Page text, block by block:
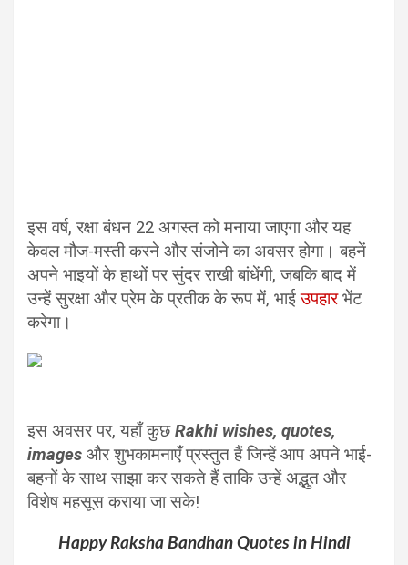
इस वर्ष, रक्षा बंधन 22 अगस्त को मनाया जाएगा और यह
केवल मौज-मस्ती करने और संजोने का अवसर होगा। बहनें
अपने भाइयों के हाथों पर सुंदर राखी बांधेंगी, जबकि बाद में
उन्हें सुरक्षा और प्रेम के प्रतीक के रूप में, भाईउपहारभेंट
करेगा।
इस अवसर पर, यहाँ कुछRakhi wishes, quotes,
images और शुभकामनाएँ प्रस्तुत हैं जिन्हें आप अपने भाई-
बहनों के साथ साझा कर सकते हैं ताकि उन्हें अद्भुत और
विशेष महसूस कराया जा सके!
Happy Raksha Bandhan Quotes in Hindi